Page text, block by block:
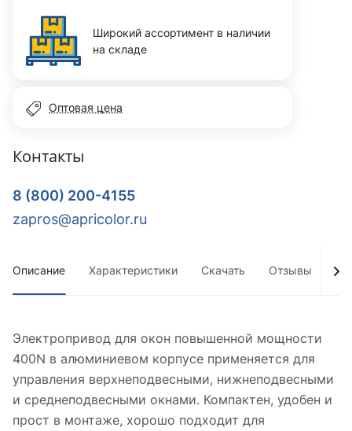
Широкий ассортимент в наличии
на складе
Оптовая цена
Контакты
8 (800) 200-4155
zapros@apricolor.ru
Описание Характеристики Скачать Отзывы
Электропривод для окон повышенной мощности
400N в алюминиевом корпусе применяется для
управления верхнеподвесными, нижнеподвесными
и среднеподвесными окнами. Компактен, удобен и
прост в монтаже, хорошо подходит для